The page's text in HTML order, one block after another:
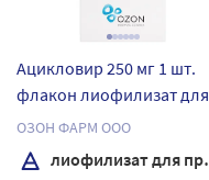
Ацикловир 250 мг 1 шт.
флакон лиофилизат для
приготовления раствора
для инфузий
ОЗОН ФАРМ ООО
лиофилизат для приготовления раствора для инфузий